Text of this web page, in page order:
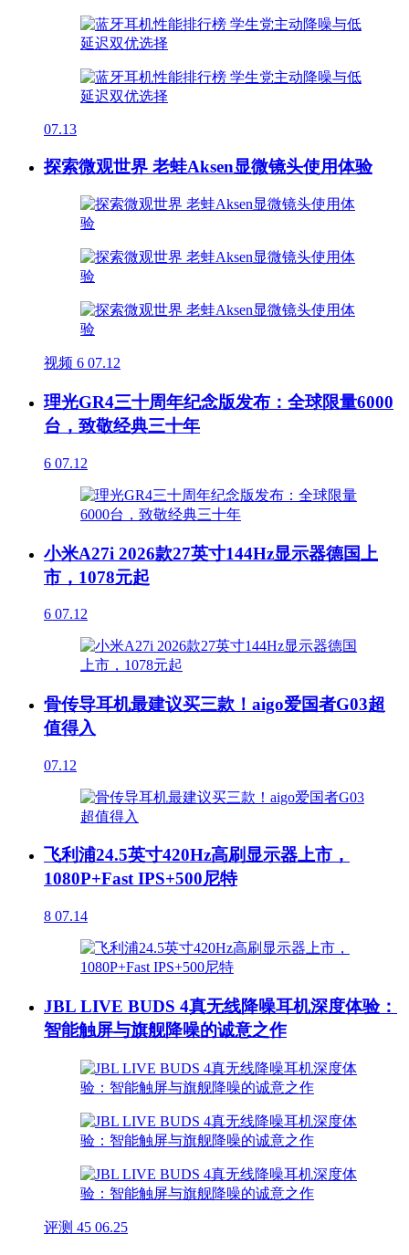
07.13
探索微观世界 老蛙Aksen显微镜头使用体验
视频 6 07.12
理光GR4三十周年纪念版发布：全球限量6000
台，致敬经典三十年
6 07.12
小米A27i 2026款27英寸144Hz显示器德国上
市，1078元起
6 07.12
骨传导耳机最建议买三款！aigo爱国者G03超
值得入
07.12
飞利浦24.5英寸420Hz高刷显示器上市，
1080P+Fast IPS+500尼特
8 07.14
JBL LIVE BUDS 4真无线降噪耳机深度体验：
智能触屏与旗舰降噪的诚意之作
评测 45 06.25